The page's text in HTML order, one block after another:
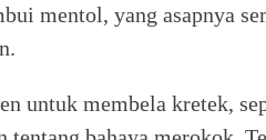
mentol, yang asapnya
untuk membela kretek,